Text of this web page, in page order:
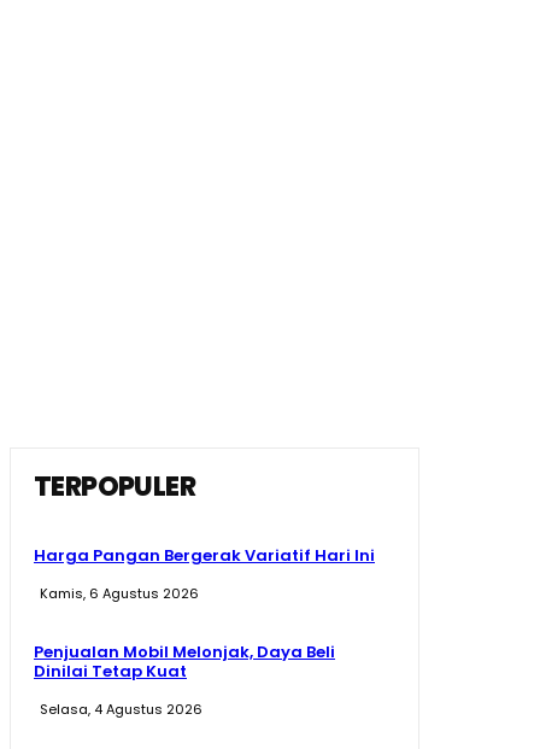
TERPOPULER
Harga Pangan Bergerak Variatif Hari Ini
Kamis, 6 Agustus 2026
Penjualan Mobil Melonjak, Daya Beli
Dinilai Tetap Kuat
Selasa, 4 Agustus 2026